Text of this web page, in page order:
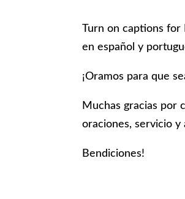
Turn on captions for
en español y
¡Oramos para que
Muchas gracias por
oraciones, servicio y
Bendiciones!